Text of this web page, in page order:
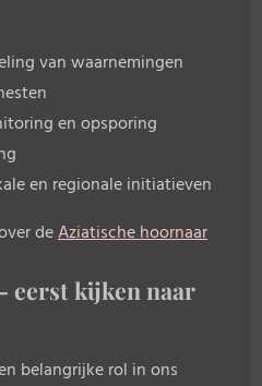
van waarnemingen
en opsporing
en regionale initiatieven
deAziatische hoornaar
eerst kijken naar
belangrijke rol in ons